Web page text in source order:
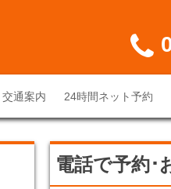
交通案内 24時間ネット予約
電話で予約･